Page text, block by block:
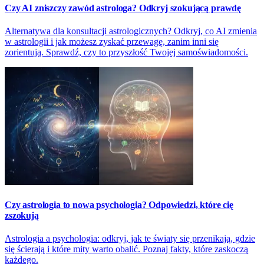
Czy AI zniszczy zawód astrologa? Odkryj szokującą prawdę
Alternatywa dla konsultacji astrologicznych? Odkryj, co AI zmienia
w astrologii i jak możesz zyskać przewagę, zanim inni się
zorientują. Sprawdź, czy to przyszłość Twojej samoświadomości.
Czy astrologia to nowa psychologia? Odpowiedzi, które cię
zszokują
Astrologia a psychologia: odkryj, jak te światy się przenikają, gdzie
się ścierają i które mity warto obalić. Poznaj fakty, które zaskoczą
każdego.